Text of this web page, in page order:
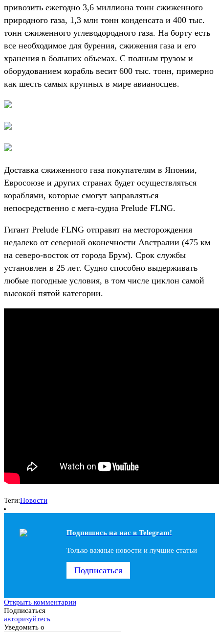
привозить ежегодно 3,6 миллиона тонн сжиженного
природного газа, 1,3 млн тонн конденсата и 400 тыс.
тонн сжиженного углеводородного газа. На борту есть
все необходимое для бурения, сжижения газа и его
хранения в больших объемах. С полным грузом и
оборудованием корабль весит 600 тыс. тонн, примерно
как шесть самых крупных в мире авианосцев.
Доставка сжиженного газа покупателям в Японии,
Евросоюзе и других странах будет осуществляться
кораблями, которые смогут заправляться
непосредственно с мега-судна Prelude FLNG.
Гигант Prelude FLNG отправят на месторождения
недалеко от северной оконечности Австралии (475 км
на северо-восток от города Брум). Срок службы
установлен в 25 лет. Судно способно выдерживать
любые погодные условия, в том числе циклон самой
высокой пятой категории.
Теги:Новости
Подпишись на наc в Telegram!
Только важные новости и лучшие статьи
Подписаться
Открыть комментарии
Подписаться
авторизуйтесь
Уведомить о